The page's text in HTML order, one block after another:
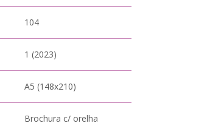
104
1 (2023)
A5 (148x210)
Brochura c/ orelha